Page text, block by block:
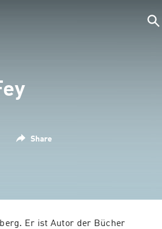
Share
Er ist Autor der Bücher